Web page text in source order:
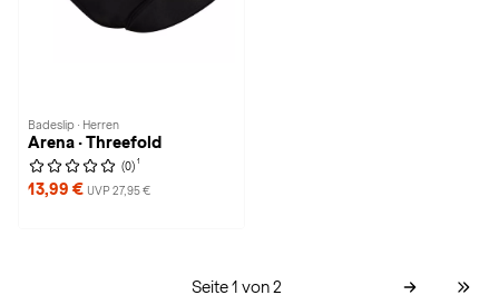
Badeslip · Herren
Arena · Threefold
(0) 1
13,99 € UVP 27,95 €
Seite 1 von 2